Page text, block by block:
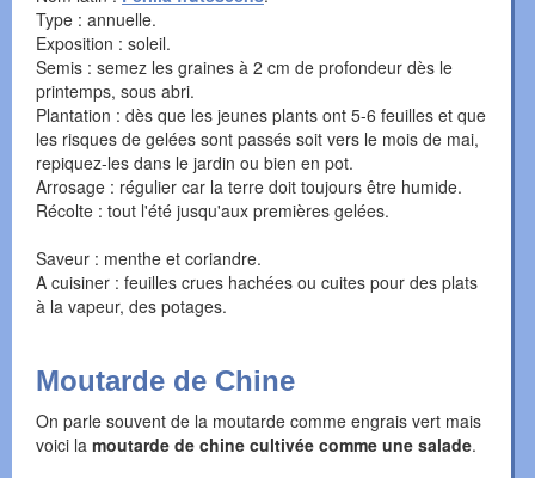
Type : annuelle.
Exposition : soleil.
Semis : semez les graines à 2 cm de profondeur dès le
printemps, sous abri.
Plantation : dès que les jeunes plants ont 5-6 feuilles et que
les risques de gelées sont passés soit vers le mois de mai,
repiquez-les dans le jardin ou bien en pot.
Arrosage : régulier car la terre doit toujours être humide.
Récolte : tout l'été jusqu'aux premières gelées.
Saveur : menthe et coriandre.
A cuisiner : feuilles crues hachées ou cuites pour des plats
à la vapeur, des potages.
Moutarde de Chine
On parle souvent de la moutarde comme engrais vert mais
voici la moutarde de chine cultivée comme une salade.